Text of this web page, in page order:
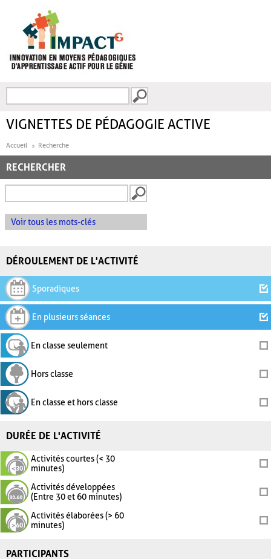
FORMULAIRE DE
VIGNETTES DE PÉDAGOGIE ACTIVE
Accueil Recherche
RECHERCHER
Voir tous les mots-clés
DÉROULEMENT DE L'ACTIVITÉ
Sporadiques
En plusieurs séances
En classe seulement
Hors classe
En classe et hors classe
DURÉE DE L'ACTIVITÉ
Activités courtes (< 30
minutes)
Activités développées
(Entre 30 et 60 minutes)
Activités élaborées (> 60
minutes)
PARTICIPANTS